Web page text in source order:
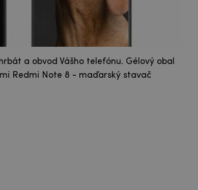
a obvod Vášho telefónu. Gélový obal
Redmi Note 8 - maďarský stavač